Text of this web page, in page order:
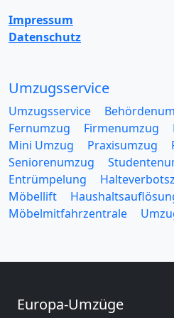
Impressum
Datenschutz
Umzugsservice
Umzugsservice
Fernumzug
Firmenumzug
Mini Umzug
Praxisumzug
Seniorenumzug
Entrümpelung
Möbellift
Möbelmitfahrzentrale
Europa-Umzüge